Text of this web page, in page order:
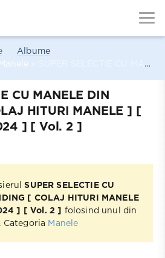
Albume
Manele
CU MANELE DIN
HITURI MANELE ] [
] [ Vol. 2 ]
SUPER SELECTIE CU
[ COLAJ HITURI MANELE
] [ Vol. 2 ]
folosind unul din
Categoria Manele